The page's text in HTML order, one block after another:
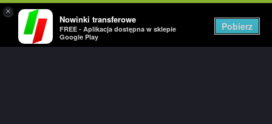
×
Nowinki transferowe
FREE - Aplikacja dostępna w sklepie
Google Play
Pobierz